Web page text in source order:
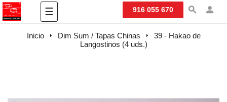
Navegación
de
palanca
☰ 916 055 670
Inicio Dim Sum / Tapas Chinas
39 - Hakao de
Langostinos (4 uds.)